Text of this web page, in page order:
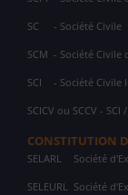
SC - Société Civile
SCM - Société Civile
SCI - Société Civile
SCICV ou SCCV -
CONSTITUTION
SELARL Société
SELEURL Société